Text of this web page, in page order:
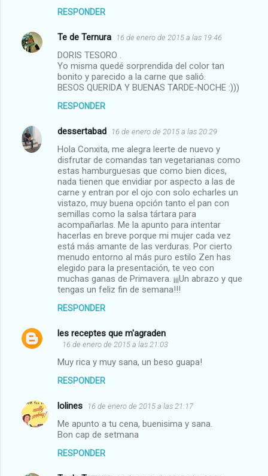
RESPONDER
Te de Ternura 16 de enero de 2015 a las 19:46
DORIS TESORO .
Yo misma quedé sorprendida del color tan
bonito y parecido a la carne que salió.
BESOS QUERIDA Y BUENAS TARDE-NOCHE :)))
RESPONDER
dessertabad 16 de enero de 2015 a las 20:29
Hola Conxita, me alegra leerte de nuevo y
disfrutar de comandas tan vegetarianas como
estas hamburguesas que como bien dices,
nada tienen que envidiar por aspecto a las de
carne y entran por el ojo con solo echarles un
vistazo, muy buena opción tanto el pan con
semillas como la salsa tártara para
acompañarlas. Me la apunto para intentar
hacerlas en breve porque mi mujer cada vez
está más amante de las verduras. Por cierto
menudo entorno al más puro estilo Zen has
elegido para la presentación, te veo con
muchas ganas de Primavera. ¡¡¡Un abrazo y que
tengas un feliz fin de semana!!!
RESPONDER
les receptes que m'agraden
16 de enero de 2015 a las 21:03
Muy rica y muy sana, un beso guapa!
RESPONDER
lolines 16 de enero de 2015 a las 21:17
Me apunto a tu cena, buenisima y sana.
Bon cap de setmana
RESPONDER